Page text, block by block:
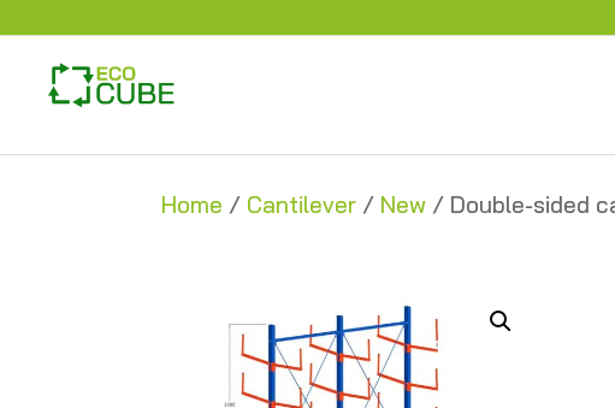
Home / Cantilever / New / Double-sided